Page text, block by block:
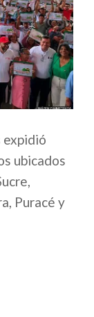
expidió
ubicados
Puracé y